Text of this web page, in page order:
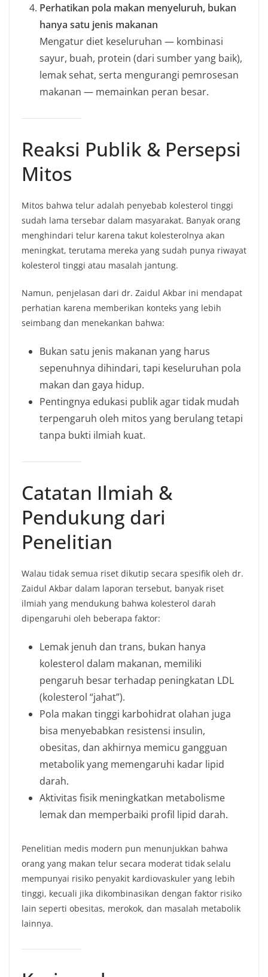
Perhatikan pola makan menyeluruh, bukan
hanya satu jenis makanan
Mengatur diet keseluruhan — kombinasi
sayur, buah, protein (dari sumber yang baik),
lemak sehat, serta mengurangi pemrosesan
makanan — memainkan peran besar.
Reaksi Publik & Persepsi
Mitos
Mitos bahwa telur adalah penyebab kolesterol tinggi
sudah lama tersebar dalam masyarakat. Banyak orang
menghindari telur karena takut kolesterolnya akan
meningkat, terutama mereka yang sudah punya riwayat
kolesterol tinggi atau masalah jantung.
Namun, penjelasan dari dr. Zaidul Akbar ini mendapat
perhatian karena memberikan konteks yang lebih
seimbang dan menekankan bahwa:
Bukan satu jenis makanan yang harus
sepenuhnya dihindari, tapi keseluruhan pola
makan dan gaya hidup.
Pentingnya edukasi publik agar tidak mudah
terpengaruh oleh mitos yang berulang tetapi
tanpa bukti ilmiah kuat.
Catatan Ilmiah &
Pendukung dari
Penelitian
Walau tidak semua riset dikutip secara spesifik oleh dr.
Zaidul Akbar dalam laporan tersebut, banyak riset
ilmiah yang mendukung bahwa kolesterol darah
dipengaruhi oleh beberapa faktor:
Lemak jenuh dan trans, bukan hanya
kolesterol dalam makanan, memiliki
pengaruh besar terhadap peningkatan LDL
(kolesterol “jahat”).
Pola makan tinggi karbohidrat olahan juga
bisa menyebabkan resistensi insulin,
obesitas, dan akhirnya memicu gangguan
metabolik yang memengaruhi kadar lipid
darah.
Aktivitas fisik meningkatkan metabolisme
lemak dan memperbaiki profil lipid darah.
Penelitian medis modern pun menunjukkan bahwa
orang yang makan telur secara moderat tidak selalu
mempunyai risiko penyakit kardiovaskuler yang lebih
tinggi, kecuali jika dikombinasikan dengan faktor risiko
lain seperti obesitas, merokok, dan masalah metabolik
lainnya.